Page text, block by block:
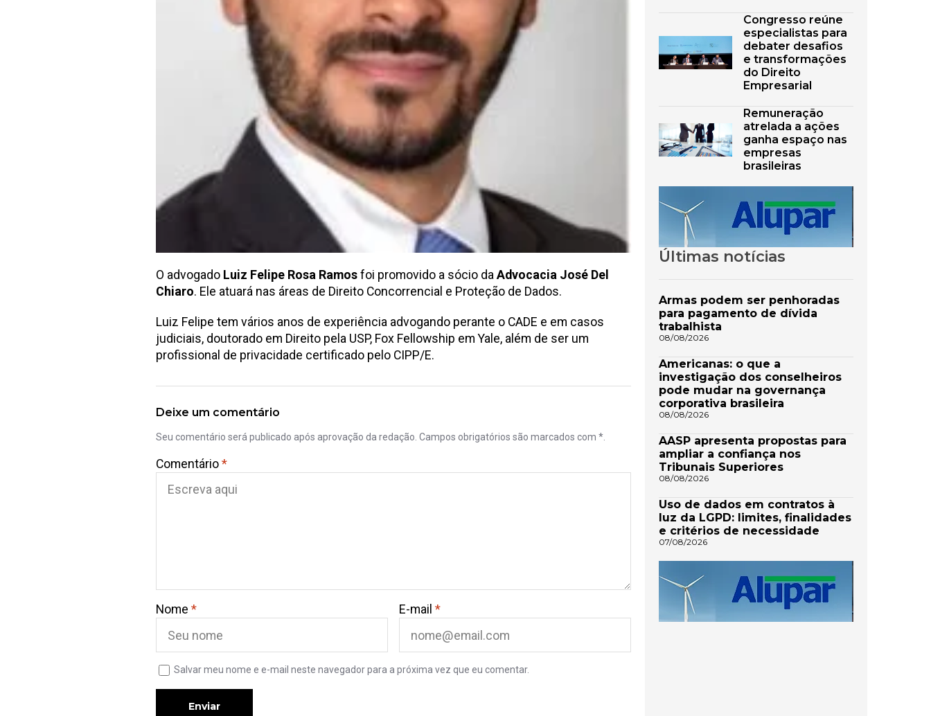
O advogado Luiz Felipe Rosa Ramosfoi promovido a sócio daAdvocacia José Del
Chiaro. Ele atuará nas áreas de Direito Concorrencial e Proteção de Dados.
Luiz Felipe tem vários anos de experiência advogando perante o CADE e em casos
judiciais, doutorado em Direito pela USP, Fox Fellowship em Yale, além de ser um
profissional de privacidade certificado pelo CIPP/E.
Deixe um comentário
Seu comentário será publicado após aprovação da redação. Campos obrigatórios são marcados com *.
Comentário*
Nome * E-mail*
Salvar meu nome e e-mail neste navegador para a próxima vez que eu comentar.
Enviar
Congresso reúne
especialistas para
debater desafios
e transformações
do Direito
Empresarial
Remuneração
atrelada a ações
ganha espaço nas
empresas
brasileiras
Últimas notícias
Armas podem ser penhoradas
para pagamento de dívida
trabalhista
08/08/2026
Americanas: o que a
investigação dos conselheiros
pode mudar na governança
corporativa brasileira
08/08/2026
AASP apresenta propostas para
ampliar a confiança nos
Tribunais Superiores
08/08/2026
Uso de dados em contratos à
luz da LGPD: limites, finalidades
e critérios de necessidade
07/08/2026